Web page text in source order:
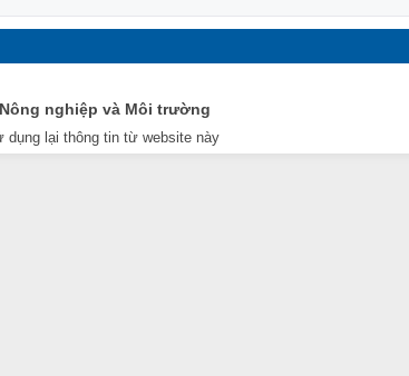
nghiệp và Môi trường
dụng lại thông tin từ website này